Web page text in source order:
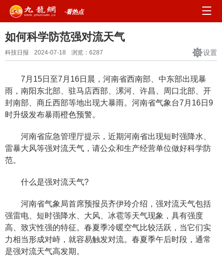
·看热点
如何科学防范强对流天气
科技日报 2024-07-18 浏览： 6287 设置
7月15日至7月16日晨，河南省西南部、中东部出现暴
雨，南阳东北部、驻马店西部、漯河、许昌、周口北部、开
封南部、商丘西部等地出现大暴雨。河南省气象台7月16日9
时升级发布暴雨橙色预警。
河南省应急管理厅提示，近期河南省出现短时强降水、
雷暴大风等强对流天气，请公众和生产经营单位做好科学防
范。
什么是强对流天气?
河南省气象局首席预报员齐伊玲介绍，强对流天气包括
强雷电、短时强降水、大风、冰雹等天气现象，具有强度
高、致灾性强的特征。春夏季冷暖空气比较活跃，当它们实
力相当形成对峙，就容易触发对流。春夏季午后时段，通常
是强对流天气高发期。